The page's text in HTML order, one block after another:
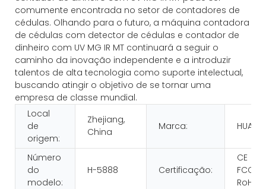
comumente encontrada no setor de contadores de
cédulas. Olhando para o futuro, a máquina contadora
de cédulas com detector de cédulas e contador de
dinheiro com UV MG IR MT continuará a seguir o
caminho da inovação independente e a introduzir
talentos de alta tecnologia como suporte intelectual,
buscando atingir o objetivo de se tornar uma
empresa de classe mundial.
Local
de
origem:
Zhejiang,
China
Marca: HUAEN
Número
do
modelo:
H-5888 Certificação:
CE
FCC
RoHS